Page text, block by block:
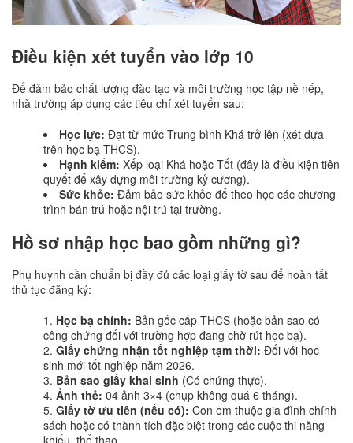
Điều kiện xét tuyển vào lớp 10
Để đảm bảo chất lượng đào tạo và môi trường học tập nề nếp,
nhà trường áp dụng các tiêu chí xét tuyển sau:
Học lực: Đạt từ mức Trung bình Khá trở lên (xét dựa
trên học bạ THCS).
Hạnh kiểm: Xếp loại Khá hoặc Tốt (đây là điều kiện tiên
quyết để xây dựng môi trường kỷ cương).
Sức khỏe: Đảm bảo sức khỏe để theo học các chương
trình bán trú hoặc nội trú tại trường.
Hồ sơ nhập học bao gồm những gì?
Phụ huynh cần chuẩn bị đầy đủ các loại giấy tờ sau để hoàn tất
thủ tục đăng ký:
Học bạ chính: Bản gốc cấp THCS (hoặc bản sao có
công chứng đối với trường hợp đang chờ rút học bạ).
Giấy chứng nhận tốt nghiệp tạm thời: Đối với học
sinh mới tốt nghiệp năm 2026.
Bản sao giấy khai sinh (Có chứng thực).
Ảnh thẻ: 04 ảnh 3×4 (chụp không quá 6 tháng).
Giấy tờ ưu tiên (nếu có): Con em thuộc gia đình chính
sách hoặc có thành tích đặc biệt trong các cuộc thi năng